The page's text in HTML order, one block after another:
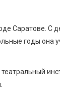
Саратове. С
годы